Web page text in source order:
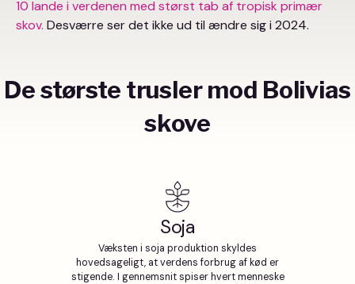
10 lande i verdenen med størst tab af tropisk primær
skov. Desværre ser det ikke ud til ændre sig i 2024.
De største trusler mod Bolivias
skove
Soja
Væksten i soja produktion skyldes
hovedsageligt, at verdens forbrug af kød er
stigende. I gennemsnit spiser hvert menneske